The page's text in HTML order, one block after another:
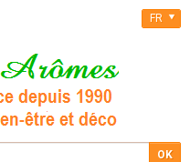
FR